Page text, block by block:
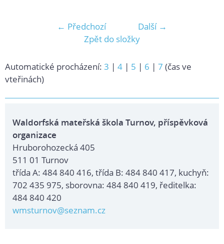
← Předchozí
Další →
Zpět do složky
Automatické procházení: 3 | 4 | 5 | 6 | 7 (čas ve
vteřinách)
Waldorfská mateřská škola Turnov, příspěvková
organizace
Hruborohozecká 405
511 01 Turnov
třída A: 484 840 416, třída B: 484 840 417, kuchyň:
702 435 975, sborovna: 484 840 419, ředitelka:
484 840 420
wmsturnov@seznam.cz